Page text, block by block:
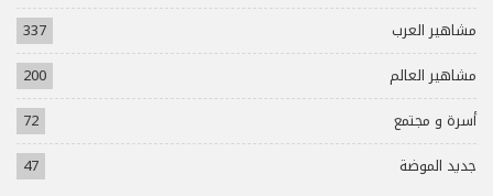
مشاهير العرب
337
مشاهير العالم
200
أسرة و مجتمع
72
جديد الموضة
47